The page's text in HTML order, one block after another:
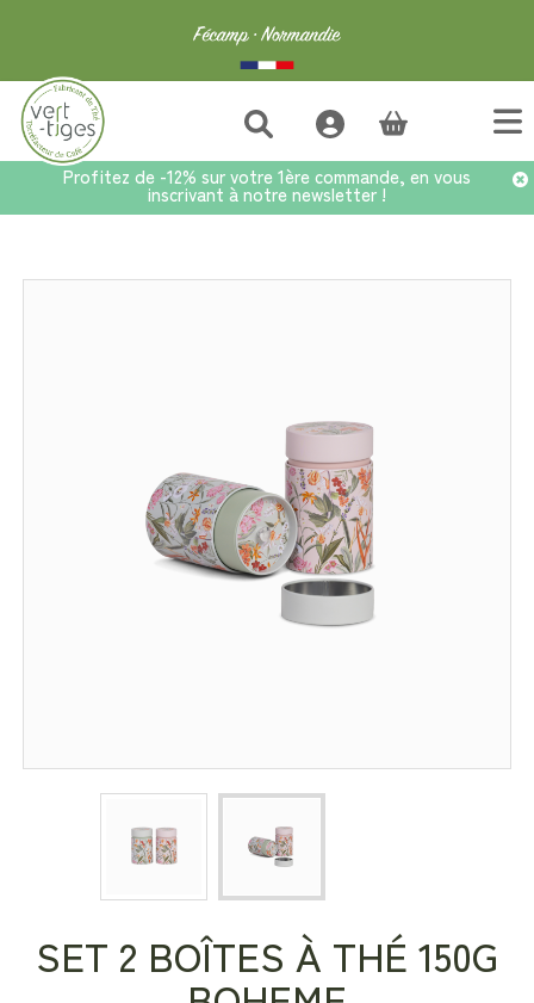
Profitez de -12% sur votre 1ère commande, en vous
inscrivant à notre newsletter !
Accessoires > Set 2 boîtes à thé 150g BOHEME
SET 2 BOÎTES À THÉ 150G